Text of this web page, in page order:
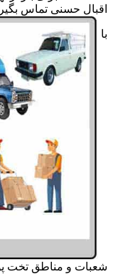
اقبال حسنی تماس
با
شعبات و مناطق تخت